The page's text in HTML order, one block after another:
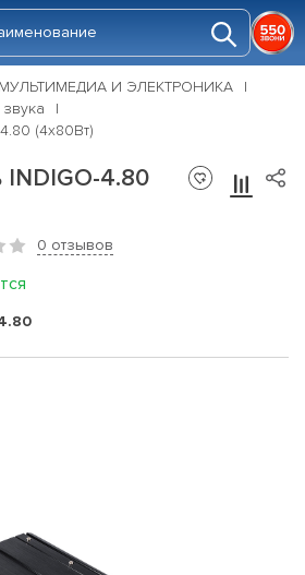
МУЛЬТИМЕДИА И ЭЛЕКТРОНИКА
(4x80Вт)
INDIGO-4.80
0 отзывов